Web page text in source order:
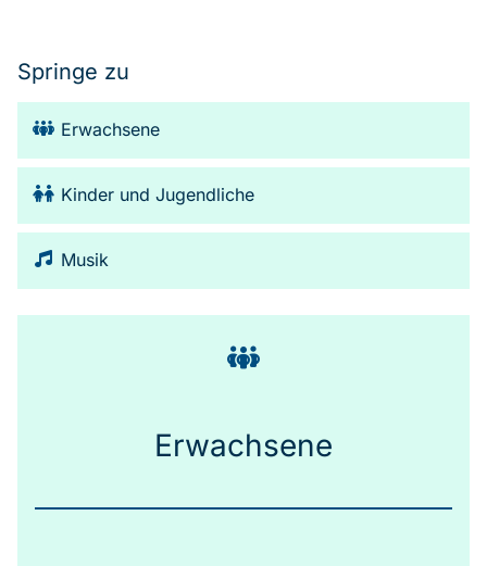
Springe zu
Erwachsene
Kinder und Jugendliche
Musik
Erwachsene